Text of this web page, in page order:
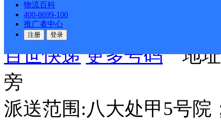
物流百科
400-8699-100
推广者中心
注册 登录
北京石景山区高科园分部
百世快递 更多号码地址
旁
派送范围:八大处甲5号院